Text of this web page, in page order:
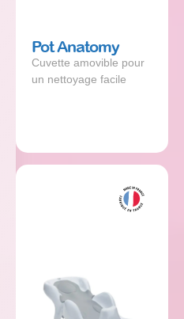
Pot Anatomy
Cuvette amovible pour
un nettoyage facile